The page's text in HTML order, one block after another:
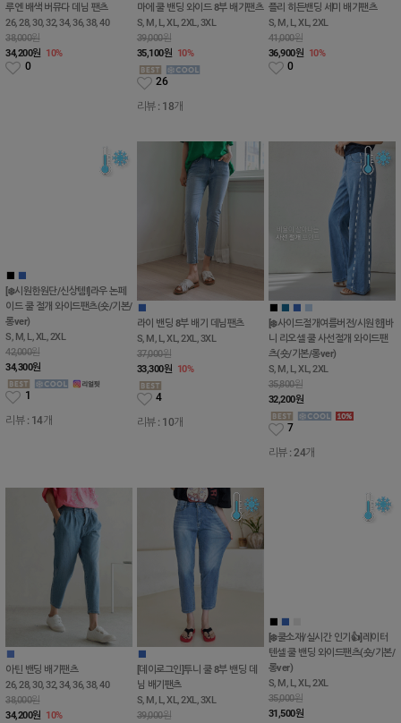
루엔 배색 버뮤다 데님 팬츠
26, 28, 30, 32, 34, 36, 38, 40
38,000원
34,200원 10%
0
마에 쿨 밴딩 와이드 8부 배기팬츠
S, M, L, XL, 2XL, 3XL
39,000원
35,100원 10%
26
리뷰 : 18개
플리 히든밴딩 세미 배기팬츠
S, M, L, XL, 2XL
41,000원
36,900원 10%
0
■ ■
[❄️시원한원단/신상템!]라우 논페
이드 쿨 절개 와이드팬츠(숏/기본/
롱ver)
S, M, L, XL, 2XL
42,000원
34,300원
1
리뷰 : 14개
■
라이 밴딩 8부 배기 데님팬츠
S, M, L, XL, 2XL, 3XL
37,000원
33,300원 10%
4
리뷰 : 10개
■ ■ ■ ■
[❄️사이드절개여름버전/시원한]바
니 리오셀 쿨 사선절개 와이드팬
츠(숏/기본/롱ver)
S, M, L, XL, 2XL
35,800원
32,200원
7
리뷰 : 24개
■
아틴 밴딩 배기팬츠
26, 28, 30, 32, 34, 36, 38, 40
38,000원
34,200원 10%
■
[데이로그인]투니 쿨 8부 밴딩 데
님 배기팬츠
S, M, L, XL, 2XL, 3XL
39,000원
■■■
[❄️쿨소재/실시간 인기👍]레이터
텐셀 쿨 밴딩 와이드팬츠(숏/기본/
롱ver)
S, M, L, XL, 2XL